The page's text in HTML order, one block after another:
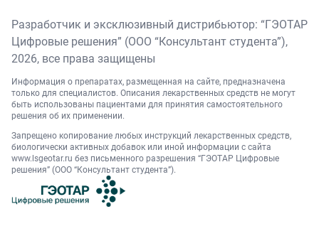
Разработчик и эксклюзивный дистрибьютор: “ГЭОТАР
Цифровые решения” (ООО “Консультант студента”),
2026, все права защищены
Информация о препаратах, размещенная на сайте, предназначена
только для специалистов. Описания лекарственных средств не могут
быть использованы пациентами для принятия самостоятельного
решения об их применении.
Запрещено копирование любых инструкций лекарственных средств,
биологически активных добавок или иной информации с сайта
www.lsgeotar.ru без письменного разрешения “ГЭОТАР Цифровые
решения” (ООО “Консультант студента”).